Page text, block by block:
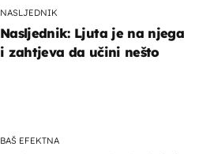
NASLJEDNIK
Nasljednik: Ljuta je na njega
i zahtjeva da učini nešto
BAŠ EFEKTNA